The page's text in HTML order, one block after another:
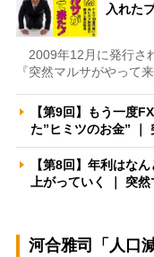
入れた
2009年12月に発行さ
『突然マルサがやって
【第9回】もう一度
た”ヒミツのお金”
【第8回】年利はな
上がっていく ｜ 突
河合雅司「人口